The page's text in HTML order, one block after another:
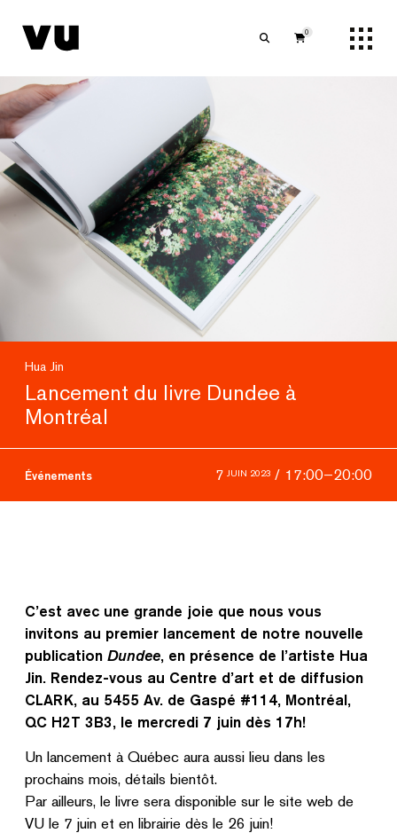
0
Hua Jin
Lancement du livre Dundee à
Montréal
Événements 7 JUIN 2023 / 17:00–20:00
C’est avec une grande joie que nous vous
invitons au premier lancement de notre nouvelle
publication Dundee, en présence de l’artiste Hua
Jin. Rendez-vous au Centre d’art et de diffusion
CLARK, au 5455 Av. de Gaspé #114, Montréal,
QC H2T 3B3, le mercredi 7 juin dès 17h!
Un lancement à Québec aura aussi lieu dans les
prochains mois, détails bientôt.
Par ailleurs, le livre sera disponible sur le site web de
VU le 7 juin et en librairie dès le 26 juin!